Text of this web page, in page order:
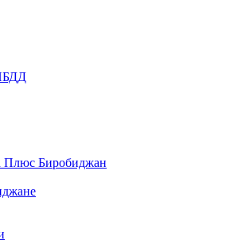
Плюс Биробиджан